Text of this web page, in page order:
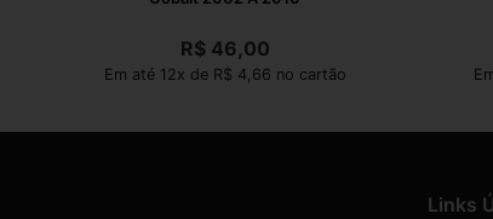
R$46,00
Em até 12x de R$ 4,66 no cartão
Links